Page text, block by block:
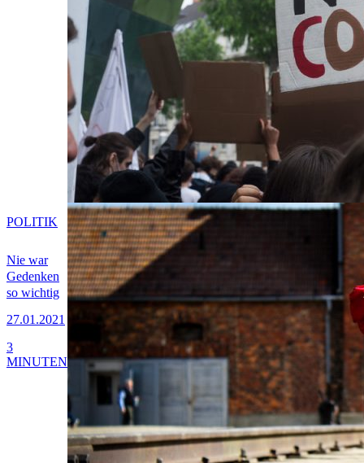
Nie war
Gedenken
so wichtig
27.01.2021
POLITIK
3
MINUTEN